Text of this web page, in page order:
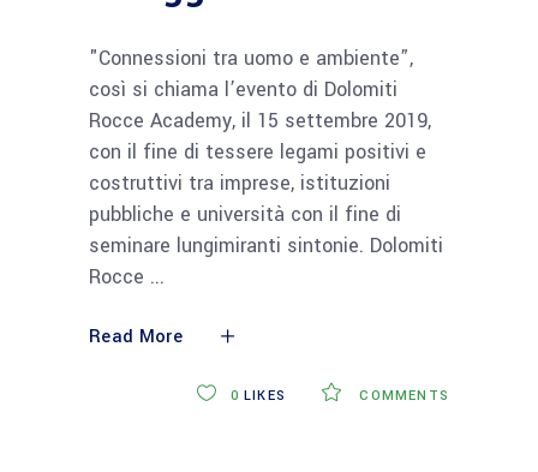
"Connessioni tra uomo e ambiente”,
così si chiama l’evento di Dolomiti
Rocce Academy, il 15 settembre 2019,
con il fine di tessere legami positivi e
costruttivi tra imprese, istituzioni
pubbliche e università con il fine di
seminare lungimiranti sintonie. Dolomiti
Rocce
Read More
COMMENTS
0 LIKES